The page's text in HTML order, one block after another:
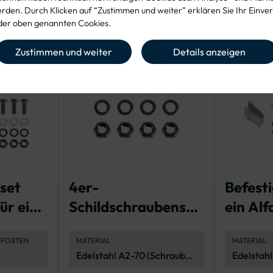
Durch Klicken auf “Zustimmen und weiter” erklären Sie Ihr
oben genannten Cookies.
Zustimmen und weiter Details anzeigen
ein
4er-
Schildschraubenset
eines
Verkehrszeichen
MATERIAL
Edelstahl A2-70 (Schrauben
ein
MATERIAL